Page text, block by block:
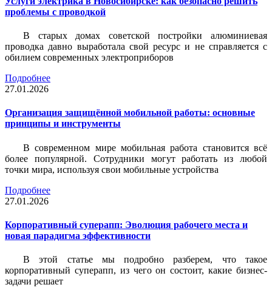
проблемы с проводкой
В старых домах советской постройки алюминиевая
проводка давно выработала свой ресурс и не справляется с
обилием современных электроприборов
Подробнее
27.01.2026
Организация защищённой мобильной работы: основные
принципы и инструменты
В современном мире мобильная работа становится всё
более популярной. Сотрудники могут работать из любой
точки мира, используя свои мобильные устройства
Подробнее
27.01.2026
Корпоративный суперапп: Эволюция рабочего места и
новая парадигма эффективности
В этой статье мы подробно разберем, что такое
корпоративный суперапп, из чего он состоит, какие бизнес-
задачи решает